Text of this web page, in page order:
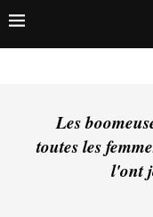
Les
toutes les
l'ont